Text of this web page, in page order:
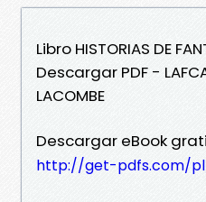
Libro HISTORIAS DE
Descargar PDF -
LACOMBE
Descargar eBook
http://get-pdfs.com/pl/